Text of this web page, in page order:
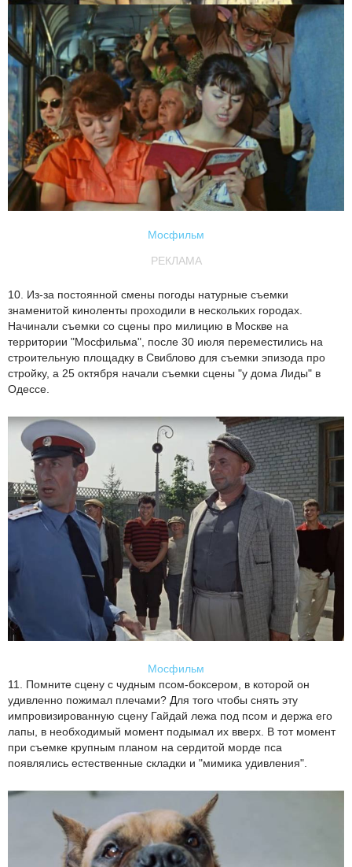
Мосфильм
РЕКЛАМА
10. Из-за постоянной смены погоды натурные съемки
знаменитой киноленты проходили в нескольких городах.
Начинали съемки со сцены про милицию в Москве на
территории "Мосфильма", после 30 июля переместились на
строительную площадку в Свиблово для съемки эпизода про
стройку, а 25 октября начали съемки сцены "у дома Лиды" в
Одессе.
Мосфильм
11. Помните сцену с чудным псом-боксером, в которой он
удивленно пожимал плечами? Для того чтобы снять эту
импровизированную сцену Гайдай лежа под псом и держа его
лапы, в необходимый момент подымал их вверх. В тот момент
при съемке крупным планом на сердитой морде пса
появлялись естественные складки и "мимика удивления".